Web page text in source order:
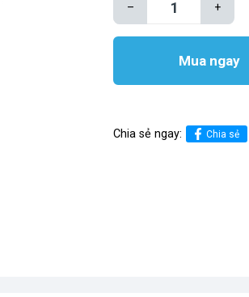
– +
Mua ngay
Chia sẻ ngay: Chia sẻ